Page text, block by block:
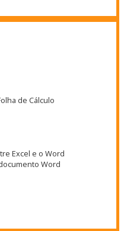
de Cálculo
Excel e o Word
Word